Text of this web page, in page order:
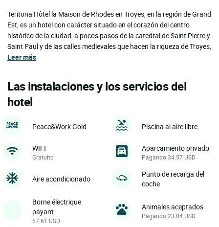
Teritoria Hôtel la Maison de Rhodes en Troyes, en la región de Grand
Est, es un hotel con carácter situado en el corazón del centro
histórico de la ciudad, a pocos pasos de la catedral de Saint Pierre y
Saint Paul y de las calles medievales que hacen la riqueza de Troyes,
Leer más
Las instalaciones y los servicios del
hotel
Peace&Work Gold Piscina al aire libre
WIFI
Gratuito
Aparcamiento privado
Pagando 34.57 USD
Aire acondicionado
Punto de recarga del
coche
Borne électrique
payant
57.61 USD
Animales aceptados
Pagando 23.04 USD